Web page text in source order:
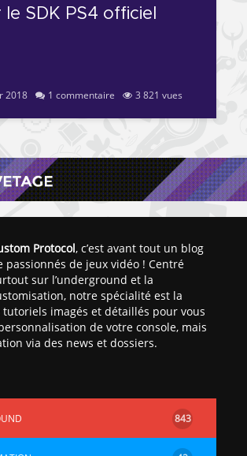
le SDK PS4 officiel
2018 1 commentaire 3 821 vues
Protocol, c’est avant tout un blog
passionnés de jeux vidéo ! Centré
sur l’underground et la
notre spécialité est la
imagés et détaillés pour vous
de votre console, mais
via des news et dossiers.
843